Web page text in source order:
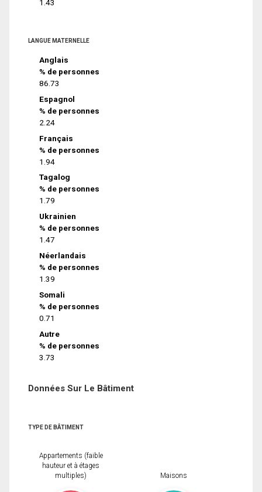
1.43
LANGUE MATERNELLE
Anglais
% de personnes
86.73
Espagnol
% de personnes
2.24
Français
% de personnes
1.94
Tagalog
% de personnes
1.79
Ukrainien
% de personnes
1.47
Néerlandais
% de personnes
1.39
Somali
% de personnes
0.71
Autre
% de personnes
3.73
Données Sur Le Bâtiment
TYPE DE BÂTIMENT
Appartements (faible
hauteur et à étages
multiples)
Maisons